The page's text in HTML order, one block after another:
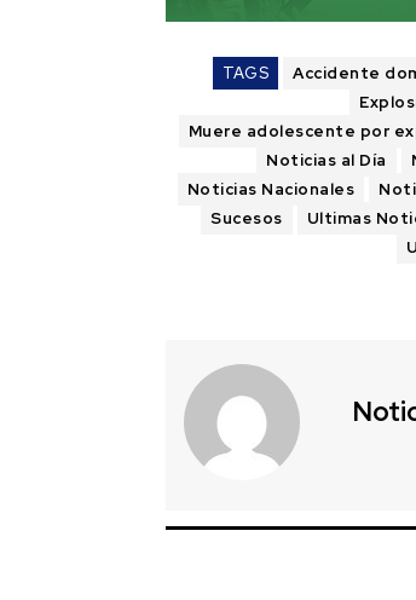
TAGS Accidente
Muere adolescente por
Noticias al Día
Noticias Nacionales
Sucesos
Ultimas